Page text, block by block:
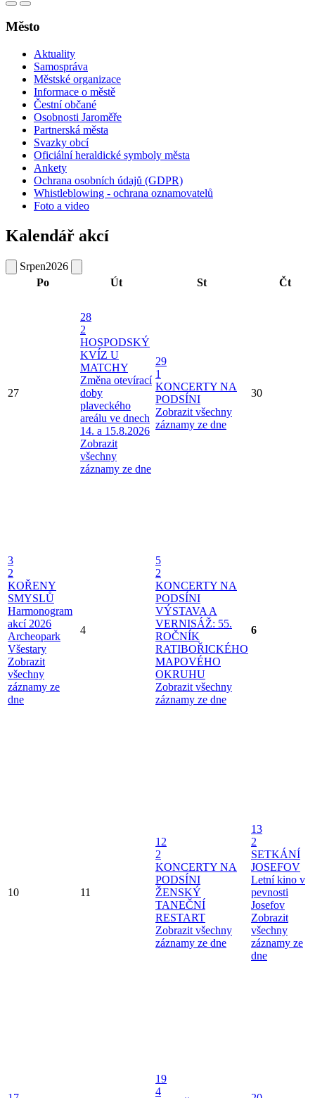
Město
Aktuality
Samospráva
Městské organizace
Informace o městě
Čestní občané
Osobnosti Jaroměře
Partnerská města
Svazky obcí
Oficiální heraldické symboly města
Ankety
Ochrana osobních údajů (GDPR)
Whistleblowing - ochrana oznamovatelů
Foto a video
Kalendář akcí
Srpen2026
Po
Út St Čt
27
28
2
HOSPODSKÝ
KVÍZ U
MATCHY
Změna otevírací
doby
plaveckého
areálu ve dnech
14. a 15.8.2026
Zobrazit
všechny
záznamy ze dne
29
1
KONCERTY NA
PODSÍNI
Zobrazit všechny
záznamy ze dne
30
3
2
KOŘENY
SMYSLŮ
Harmonogram
akcí 2026
Archeopark
Všestary
Zobrazit
všechny
záznamy ze
dne
4
5
2
KONCERTY NA
PODSÍNI
VÝSTAVA A
VERNISÁŽ: 55.
ROČNÍK
RATIBOŘICKÉHO
MAPOVÉHO
OKRUHU
Zobrazit všechny
záznamy ze dne
6
10 11
12
2
KONCERTY NA
PODSÍNI
ŽENSKÝ
TANEČNÍ
RESTART
Zobrazit všechny
záznamy ze dne
13
2
SETKÁNÍ
JOSEFOV
Letní kino v
pevnosti
Josefov
Zobrazit
všechny
záznamy ze
dne
19
4